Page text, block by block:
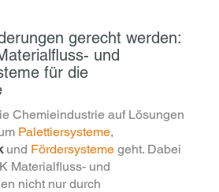
gerecht werden:
und
für die
Chemieindustrie auf Lösungen
Palettiersysteme,
und Fördersysteme geht. Dabei
Materialfluss- und
nicht nur durch